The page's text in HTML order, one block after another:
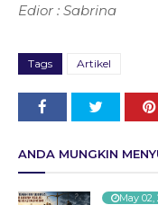
Edior : Sabrina
Tags Artikel
ANDA MUNGKIN
May 02,